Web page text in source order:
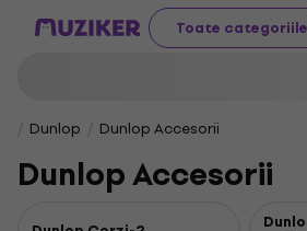
Toate categoriile
Dunlop Dunlop Accesorii
Dunlop Accesorii